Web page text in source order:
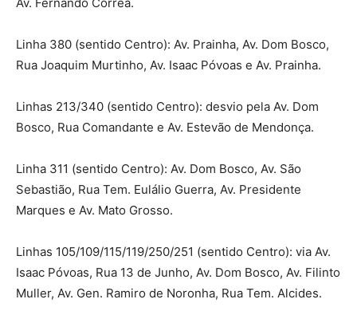
Av. Fernando Corrêa.
Linha 380 (sentido Centro): Av. Prainha, Av. Dom Bosco,
Rua Joaquim Murtinho, Av. Isaac Póvoas e Av. Prainha.
Linhas 213/340 (sentido Centro): desvio pela Av. Dom
Bosco, Rua Comandante e Av. Estevão de Mendonça.
Linha 311 (sentido Centro): Av. Dom Bosco, Av. São
Sebastião, Rua Tem. Eulálio Guerra, Av. Presidente
Marques e Av. Mato Grosso.
Linhas 105/109/115/119/250/251 (sentido Centro): via Av.
Isaac Póvoas, Rua 13 de Junho, Av. Dom Bosco, Av. Filinto
Muller, Av. Gen. Ramiro de Noronha, Rua Tem. Alcides.